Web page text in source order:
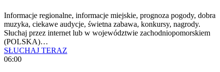
Informacje regionalne, informacje miejskie, prognoza pogody, dobra
muzyka, ciekawe audycje, świetna zabawa, konkursy, nagrody.
Słuchaj przez internet lub w województwie zachodniopomorskiem
(POLSKA)…
SŁUCHAJ TERAZ
06:00